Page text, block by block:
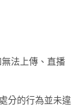
法上傳、直播
分的行為並未違